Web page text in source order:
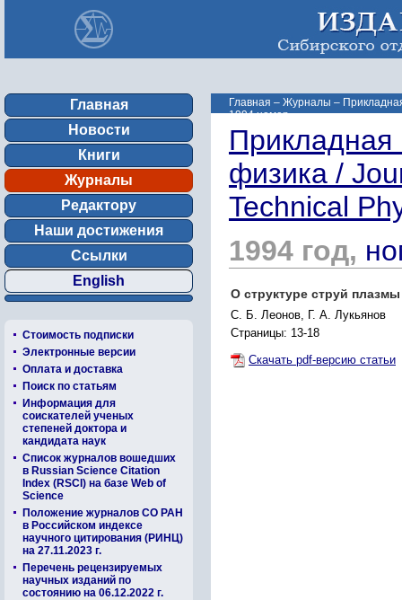
Главная
Новости
Книги
Журналы
Редактору
Наши достижения
Ссылки
English
Стоимость подписки
Электронные версии
Оплата и доставка
Поиск по статьям
Информация для
соискателей ученых
степеней доктора и
кандидата наук
Список журналов вошедших
в Russian Science Citation
Index (RSCI) на базе Web of
Science
Положение журналов СО РАН
в Российском индексе
научного цитирования (РИНЦ)
на 27.11.2023 г.
Перечень рецензируемых
научных изданий по
состоянию на 06.12.2022 г.
Главная – Журналы –
1994 номер ...
Прикладная
физика /
Technical
1994 год,
О структуре струй
С. Б. Леонов, Г. А. Лукьянов
Страницы: 13-18
Скачать pdf-версию статьи